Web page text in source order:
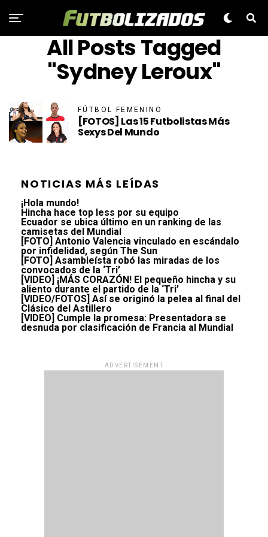
All Posts Tagged
"Sydney Leroux"
FÚTBOL FEMENINO
[FOTOS] Las 15 Futbolistas Más
Sexys Del Mundo
NOTICIAS MÁS LEÍDAS
¡Hola mundo!
Hincha hace top less por su equipo
Ecuador se ubica último en un ranking de las
camisetas del Mundial
[FOTO] Antonio Valencia vinculado en escándalo
por infidelidad, según The Sun
[FOTO] Asambleísta robó las miradas de los
convocados de la ‘Tri’
[VIDEO] ¡MÁS CORAZÓN! El pequeño hincha y su
aliento durante el partido de la ‘Tri’
[VIDEO/FOTOS] Así se originó la pelea al final del
Clásico del Astillero
[VIDEO] Cumple la promesa: Presentadora se
desnuda por clasificación de Francia al Mundial
ADVERTISEMENT